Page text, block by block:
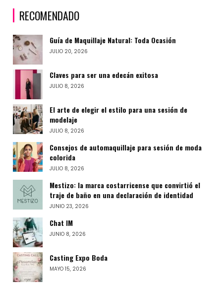
RECOMENDADO
Guía de Maquillaje Natural: Toda Ocasión
JULIO 20, 2026
Claves para ser una edecán exitosa
JULIO 8, 2026
El arte de elegir el estilo para una sesión de
modelaje
JULIO 8, 2026
Consejos de automaquillaje para sesión de moda
colorida
JULIO 8, 2026
Mestizo: la marca costarricense que convirtió el
traje de baño en una declaración de identidad
JUNIO 23, 2026
Chat IM
JUNIO 8, 2026
Casting Expo Boda
MAYO 15, 2026